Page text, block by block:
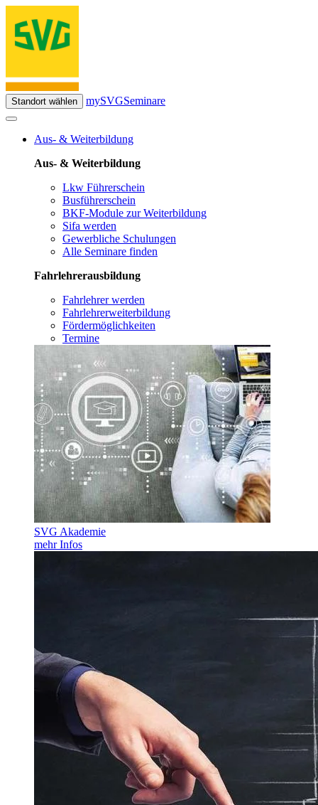
Standort wählen mySVGSeminare
Aus- & Weiterbildung
Aus- & Weiterbildung
Lkw Führerschein
Busführerschein
BKF-Module zur Weiterbildung
Sifa werden
Gewerbliche Schulungen
Alle Seminare finden
Fahrlehrerausbildung
Fahrlehrer werden
Fahrlehrerweiterbildung
Fördermöglichkeiten
Termine
SVG Akademie
mehr Infos